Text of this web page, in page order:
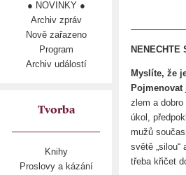
● NOVINKY ●
Archiv zpráv
Nově zařazeno
Program
Archiv událostí
Tvorba
Knihy
Proslovy a kázání
NENECHTE
Myslíte, že
Pojmenovat
zlem a
úkol,
mužů
světě „silou“
třeba křičet